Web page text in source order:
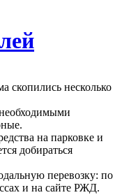
скопились несколько
на парковке и
добираться
перевозку: по
и на сайте РЖД.